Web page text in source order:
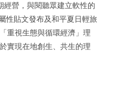
經營，與閱聽眾建立軟性的
性貼文發布及和平夏日輕旅
重視生態與循環經濟」理
實現在地創生、共生的理